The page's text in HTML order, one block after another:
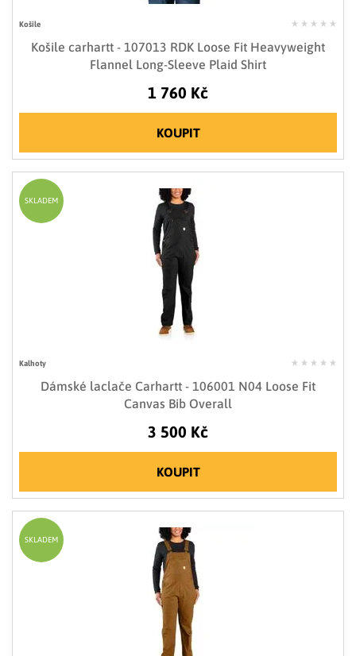
Košile
Košile carhartt - 107013 RDK Loose Fit Heavyweight
Flannel Long-Sleeve Plaid Shirt
1 760 Kč
KOUPIT
Kalhoty
Dámské laclače Carhartt - 106001 N04 Loose Fit
Canvas Bib Overall
3 500 Kč
KOUPIT
SKLADEM
SKLADEM